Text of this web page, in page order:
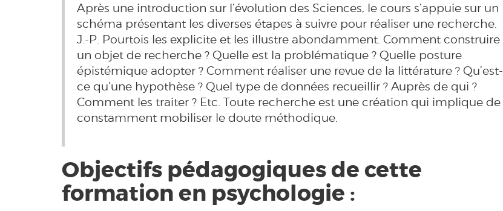
Après une introduction sur l’évolution des Sciences, le cours s’appuie sur un
schéma présentant les diverses étapes à suivre pour réaliser une recherche.
J.-P. Pourtois les explicite et les illustre abondamment. Comment construire
un objet de recherche ? Quelle est la problématique ? Quelle posture
épistémique adopter ? Comment réaliser une revue de la littérature ? Qu’est-
ce qu’une hypothèse ? Quel type de données recueillir ? Auprès de qui ?
Comment les traiter ? Etc. Toute recherche est une création qui implique de
constamment mobiliser le doute méthodique.
Objectifs pédagogiques de cette
formation en psychologie :